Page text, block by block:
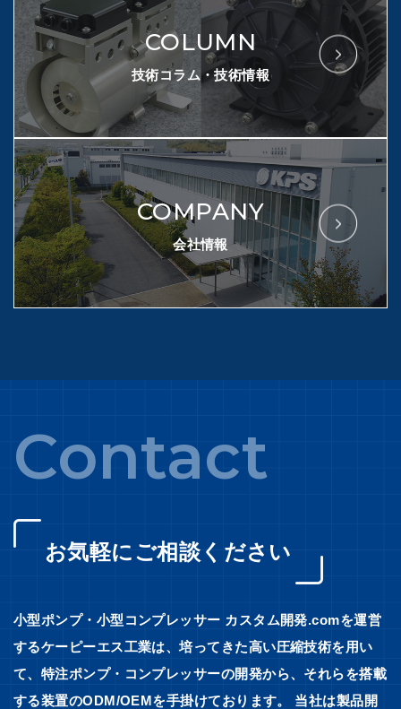
COLUMN
技術コラム・技術情報
COMPANY
会社情報
Contact
お気軽にご相談ください
小型ポンプ・小型コンプレッサー カスタム開発.comを運営
するケーピーエス工業は、培ってきた高い圧縮技術を用い
て、特注ポンプ・コンプレッサーの開発から、それらを搭載
する装置のODM/OEMを手掛けております。 当社は製品開